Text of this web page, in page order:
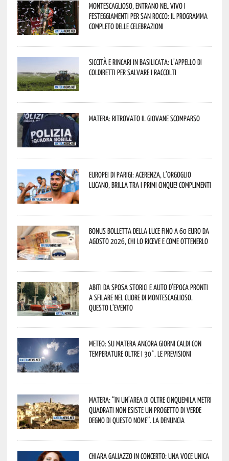
Montescaglioso, entrano nel vivo i
festeggiamenti per San Rocco: il programma
completo delle celebrazioni
Siccità e rincari in Basilicata: l’appello di
Coldiretti per salvare i raccolti
Matera: ritrovato il giovane scomparso
Europei di Parigi: Acerenza, l’orgoglio
lucano, brilla tra i primi cinque! Complimenti
Bonus bolletta della luce fino a 60 euro da
agosto 2026, chi lo riceve e come ottenerlo
Abiti da sposa storici e auto d’epoca pronti
a sfilare nel cuore di Montescaglioso.
Questo l’evento
Meteo: su Matera ancora giorni caldi con
temperature oltre i 30°. Le previsioni
Matera: “In un’area di oltre cinquemila metri
quadrati non esiste un progetto di verde
degno di questo nome”. La denuncia
Chiara Galiazzo in concerto: una voce unica